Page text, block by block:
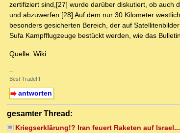
zertifiziert sind,[27] wurde darüber diskutiert, ob auch
und abzuwerfen.[28] Auf dem nur 30 Kilometer
besonders gesicherten Bereich, der auf
Sufa Kampfflugzeuge bestückt werden, wie das
Quelle: Wiki
--
Best Trade!!!
antworten
gesamter Thread:
Kriegserklärung!? Iran feuert Raketen auf